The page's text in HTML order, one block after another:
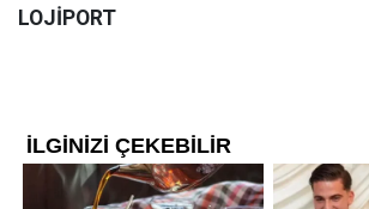
LOJİPORT